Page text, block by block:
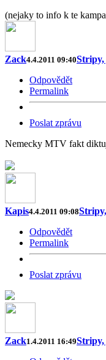
(nejaky to info k te
Zack4.4.2011 09:40
Odpovědět
Permalink
Poslat zprávu
Nemecky MTV fakt
Kapis4.4.2011 09:08
Odpovědět
Permalink
Poslat zprávu
Zack1.4.2011 16:49